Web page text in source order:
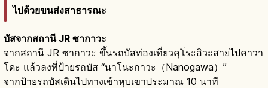
ไปด้วยขนส่งสาธารณะ
บัสจากสถานี JR ซากาวะ
จากสถานี JR ซากาวะ ขึ้นรถบัสท่องเที่ยวคุโระอิวะสายไปคาวา
โดะ แล้วลงที่ป้ายรถบัส “นาโนะกาวะ（Nanogawa）”
จากป้ายรถบัสเดินไปทางเข้าหุบเขาประมาณ 10 นาที